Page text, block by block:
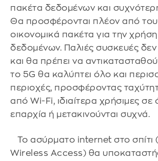
πακέτα δεδομένων και
Θα προσφέρονται πλέον από
οικονομικά πακέτα για την
δεδομένων. Παλιές συσκευές
και θα πρέπει να
το 5G θα καλύπτει όλο και
περιοχές, προσφέροντας
από Wi-Fi, ιδιαίτερα χρήσιμες
επαρχία ή μετακινούνται συχνά.
Το ασύρματο internet στο σπίτι
Wireless Access) θα